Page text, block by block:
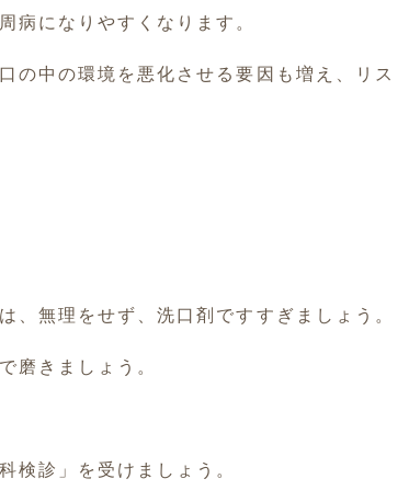
病になりやすくなります。
の中の環境を悪化させる要因も増え、リス
、無理をせず、洗口剤ですすぎましょう。
磨きましょう。
検診」を受けましょう。